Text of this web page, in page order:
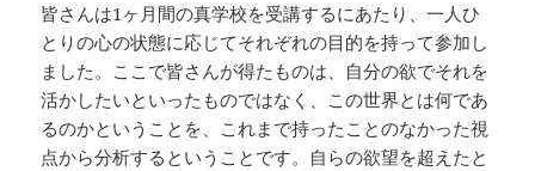
皆さんは1ヶ月間の真学校を受講するにあたり、一人ひ
とりの心の状態に応じてそれぞれの目的を持って参加し
ました。ここで皆さんが得たものは、自分の欲でそれを
活かしたいといったものではなく、この世界とは何であ
るのかということを、これまで持ったことのなかった視
点から分析するということです。自らの欲望を超えたと